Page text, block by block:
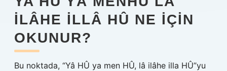
ILÂHE ILLÂ HÛ NE IÇIN
OKUNUR?
Bu noktada, “Yâ HÛ ya men HÛ, lâ ilâhe illa HÛ”yu